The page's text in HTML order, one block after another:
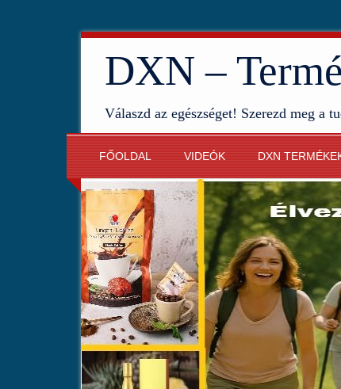
DXN –
Válaszd az egészséget! Szerezd meg a
FŐOLDAL VIDEÓK DXN